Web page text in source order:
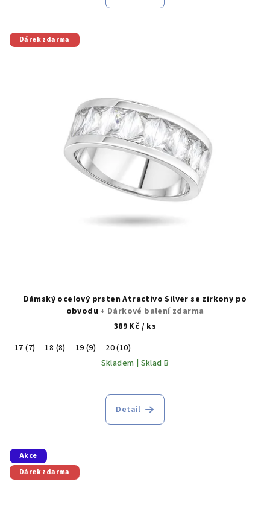
Dárek zdarma
Dámský ocelový prsten Atractivo Silver se zirkony po
obvodu + Dárkové balení zdarma
389 Kč / ks
17 (7)
18 (8) 19 (9)
20 (10)
Skladem | Sklad B
Detail
Akce
Dárek zdarma